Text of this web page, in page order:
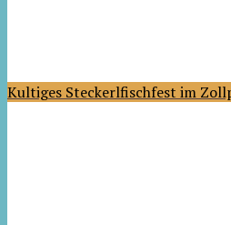
Kultiges Steckerlfischfest im